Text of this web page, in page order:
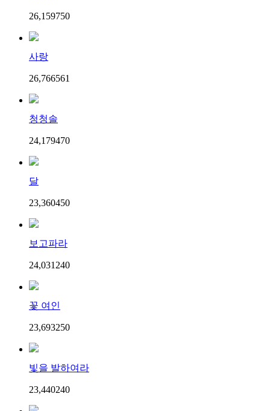
26,159750
사랑
26,766561
청청솔
24,179470
달
23,360450
보고파라
24,031 240
꽃 여인
23,693250
빛을 발하여라
23,440240